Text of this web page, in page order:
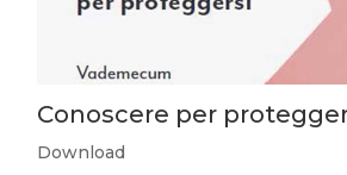
Conoscere per
Download